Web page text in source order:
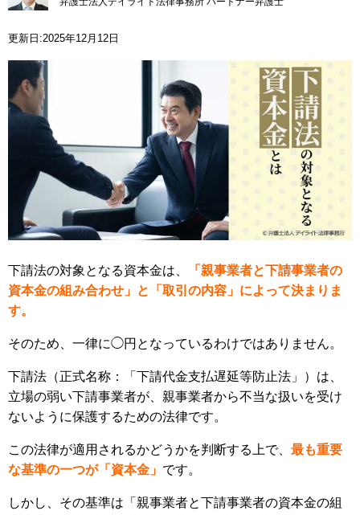
更新日:2025年12月12日
下請法の対象となる資本金は、
「親事業者と下請事業者の
資本金の組み合わせ」と「取引の内容」によって決まりま
す。
そのため、一律に◯円となっているわけではありません。
下請法（正式名称：「下請代金支払遅延等防止法」）は、
立場の弱い下請事業者が、親事業者から不当な扱いを受け
ないように保護するための法律です。
この法律が適用されるかどうかを判断する上で、 最も重要
な基準の一つが「資本金」 です。
しかし、その基準は「親事業者と下請事業者の資本金の組